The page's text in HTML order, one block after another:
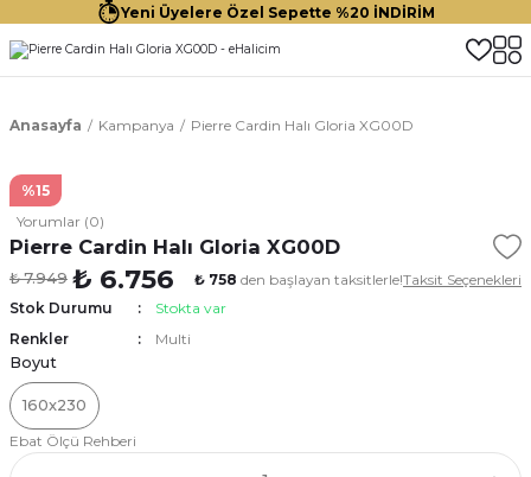
Yeni Üyelere Özel Sepette %20 İNDİRİM
Anasayfa Kampanya Pierre Cardin Halı Gloria XG00D
%15
Yorumlar (0)
Pierre Cardin Halı Gloria XG00D
₺ 7.949 ₺ 6.756 ₺ 758 den başlayan taksitlerle!Taksit Seçenekleri
Stok Durumu
Stokta var
Renkler
Multi
Boyut
160x230
Ebat Ölçü Rehberi